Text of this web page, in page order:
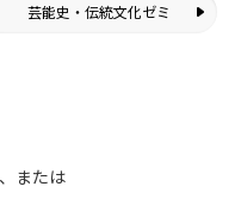
芸能史・伝統文化ゼミ
または